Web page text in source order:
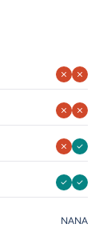
AoûtAoût
AoûtAoût
AoûtAoût
AoûtAoût
Août
NAAoût
NA